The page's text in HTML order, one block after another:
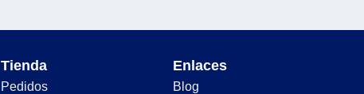
Tienda
Pedidos
Enlaces
Blog